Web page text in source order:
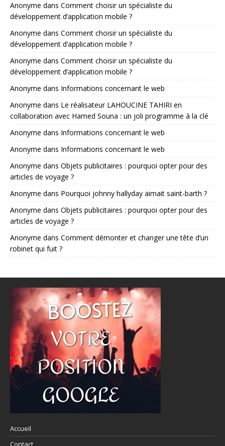
Anonyme dans Comment choisir un spécialiste du
développement d’application mobile ?
Anonyme dans Comment choisir un spécialiste du
développement d’application mobile ?
Anonyme dans Comment choisir un spécialiste du
développement d’application mobile ?
Anonyme dans Informations concernant le web
Anonyme dans Le réalisateur LAHOUCINE TAHIRI en
collaboration avec Hamed Souna : un joli programme à la clé
Anonyme dans Informations concernant le web
Anonyme dans Informations concernant le web
Anonyme dans Objets publicitaires : pourquoi opter pour des
articles de voyage ?
Anonyme dans Pourquoi johnny hallyday aimait saint-barth ?
Anonyme dans Objets publicitaires : pourquoi opter pour des
articles de voyage ?
Anonyme dans Comment démonter et changer une tête d’un
robinet qui fuit ?
Accueil
Contact